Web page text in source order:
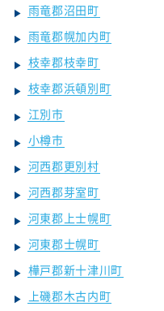
雨竜郡沼田町
雨竜郡幌加内町
枝幸郡枝幸町
枝幸郡浜頓別町
江別市
小樽市
河西郡更別村
河西郡芽室町
河東郡上士幌町
河東郡士幌町
樺戸郡新十津川町
上磯郡木古内町